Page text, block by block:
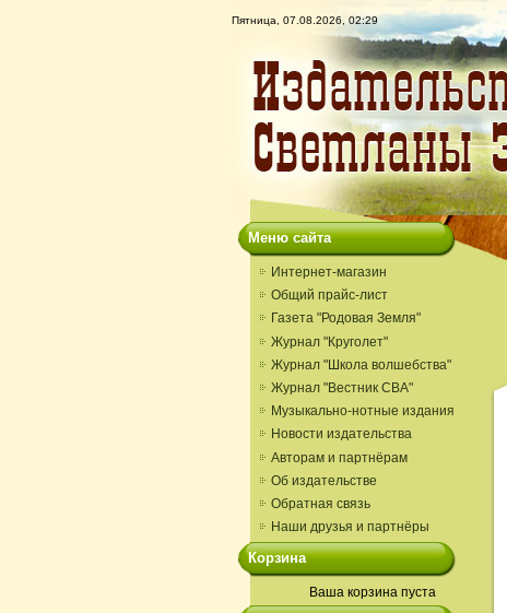
Пятница, 07.08.2026, 02:29
Меню сайта
Интернет-магазин
Общий прайс-лист
Газета "Родовая Земля"
Журнал "Круголет"
Журнал "Школа волшебства"
Журнал "Вестник СВА"
Музыкально-нотные издания
Новости издательства
Авторам и партнёрам
Об издательстве
Обратная связь
Наши друзья и партнёры
Корзина
Ваша корзина пуста